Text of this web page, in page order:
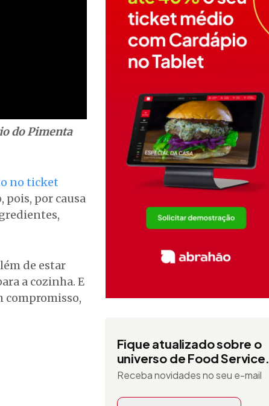
do Pimenta
no ticket
pois, por causa
de estar
a cozinha. E
compromisso,
Fique atualizado sobre o
universo de Food Service.
Receba novidades no seu e-mail